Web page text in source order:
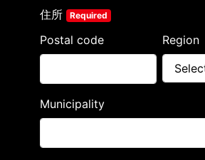
住所 Required
Postal code Region
Municipality